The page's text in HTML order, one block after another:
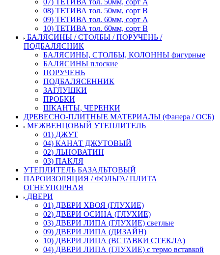
08) ТЕТИВА тол. 50мм, сорт В
09) ТЕТИВА тол. 60мм, сорт А
10) ТЕТИВА тол. 60мм, сорт В
БАЛЯСИНЫ / СТОЛБЫ / ПОРУЧЕНЬ /
ПОДБАЛЯСНИК
БАЛЯСИНЫ, СТОЛБЫ, КОЛОННЫ фигурные
БАЛЯСИНЫ плоские
ПОРУЧЕНЬ
ПОДБАЛЯСЕННИК
ЗАГЛУШКИ
ПРОБКИ
ШКАНТЫ, ЧЕРЕНКИ
ДРЕВЕСНО-ПЛИТНЫЕ МАТЕРИАЛЫ (Фанера / ОСБ)
МЕЖВЕНЦОВЫЙ УТЕПЛИТЕЛЬ
01) ДЖУТ
04) КАНАТ ДЖУТОВЫЙ
02) ЛЬНОВАТИН
03) ПАКЛЯ
УТЕПЛИТЕЛЬ БАЗАЛЬТОВЫЙ
ПАРОИЗОЛЯЦИЯ / ФОЛЬГА/ ПЛИТА
ОГНЕУПОРНАЯ
ДВЕРИ
01) ДВЕРИ ХВОЯ (ГЛУХИЕ)
02) ДВЕРИ ОСИНА (ГЛУХИЕ)
03) ДВЕРИ ЛИПА (ГЛУХИЕ) светлые
09) ДВЕРИ ЛИПА (ДИЗАЙН)
10) ДВЕРИ ЛИПА (ВСТАВКИ СТЕКЛА)
04) ДВЕРИ ЛИПА (ГЛУХИЕ) с термо вставкой